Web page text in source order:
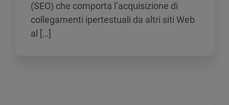
(SEO) che comporta l’acquisizione di
collegamenti ipertestuali da altri siti Web
al […]